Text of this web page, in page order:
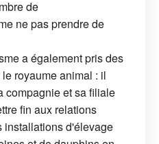
de
ne pas prendre de
a également pris des
royaume animal : il
compagnie et sa filiale
fin aux relations
installations d'élevage